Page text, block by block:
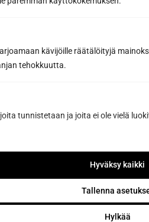
kävijöille räätälöityjä
tehokkuutta.
tunnistetaan ja joita ei ole vielä
Hylkää
Tallenna
Hyväksy kaikki
Last name *
Message or further